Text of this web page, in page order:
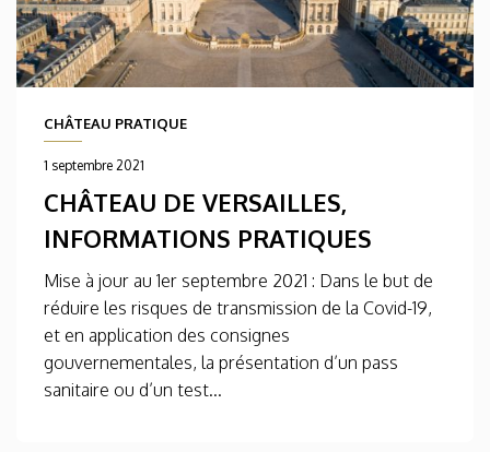
CHÂTEAU PRATIQUE
1 septembre 2021
CHÂTEAU DE VERSAILLES,
INFORMATIONS PRATIQUES
Mise à jour au 1er septembre 2021 : Dans le but de
réduire les risques de transmission de la Covid-19,
et en application des consignes
gouvernementales, la présentation d’un pass
sanitaire ou d’un test...